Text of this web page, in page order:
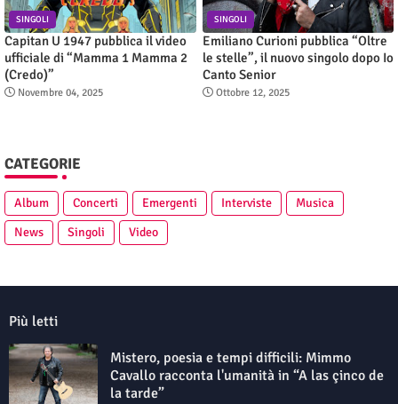
SINGOLI
Capitan U 1947 pubblica il video
ufficiale di “Mamma 1 Mamma 2
(Credo)”
Novembre 04, 2025
SINGOLI
Emiliano Curioni pubblica “Oltre
le stelle”, il nuovo singolo dopo Io
Canto Senior
Ottobre 12, 2025
CATEGORIE
Album Concerti Emergenti Interviste
Musica
News
Singoli Video
Più letti
Mistero, poesia e tempi difficili: Mimmo
Cavallo racconta l'umanità in “A las çinco de
la tarde”